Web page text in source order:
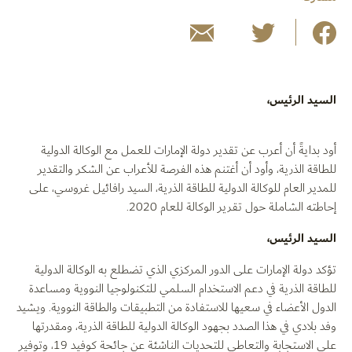
السيد الرئيس،
أود بدايةً أن أعرب عن تقدير دولة الإمارات للعمل مع الوكالة الدولية
للطاقة الذرية، وأود أن أغتنم هذه الفرصة للأعراب عن الشكر والتقدير
للمدير العام للوكالة الدولية للطاقة الذرية، السيد رافائيل غروسي، على
إحاطته الشاملة حول تقرير الوكالة للعام 2020.
السيد الرئيس،
تؤكد دولة الإمارات على الدور المركزي الذي تضطلع به الوكالة الدولية
للطاقة الذرية في دعم الاستخدام السلمي للتكنولوجيا النووية ومساعدة
الدول الأعضاء في سعيها للاستفادة من التطبيقات والطاقة النووية. ويشيد
وفد بلادي في هذا الصدد بجهود الوكالة الدولية للطاقة الذرية، ومقدرتها
على الاستجابة والتعاطي للتحديات الناشئة عن جائحة كوفيد 19، وتوفير